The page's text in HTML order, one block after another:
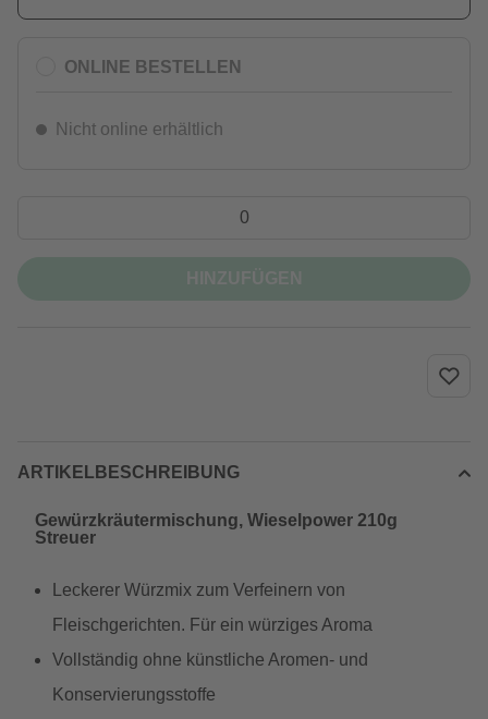
ONLINE BESTELLEN
Nicht online erhältlich
ARTIKELBESCHREIBUNG
Gewürzkräutermischung, Wieselpower 210g
Streuer
Leckerer Würzmix zum Verfeinern von
Fleischgerichten. Für ein würziges Aroma
Vollständig ohne künstliche Aromen- und
Konservierungsstoffe